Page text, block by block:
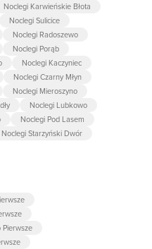
Noclegi Karwieńskie Błota
Noclegi Sulicice
Noclegi Radoszewo
Noclegi Porąb
Noclegi Kaczyniec
Noclegi Czarny Młyn
Noclegi Mieroszyno
Noclegi Lubkowo
Noclegi Pod Lasem
Noclegi Starzyński Dwór
Pierwsze